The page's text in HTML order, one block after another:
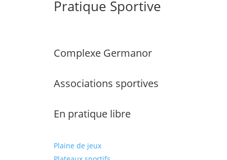
Pratique Sportive
Complexe Germanor
Associations sportives
En pratique libre
Plaine de jeux